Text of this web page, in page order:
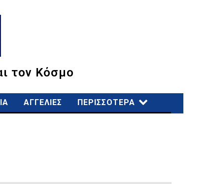
τον Κόσμο
ΑΓΓΕΛΙΕΣ ΠΕΡΙΣΣΟΤΕΡΑ